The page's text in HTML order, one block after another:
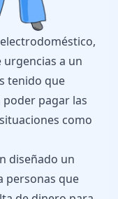
a un
tenido que
pagar las
como
diseñado un
personas que